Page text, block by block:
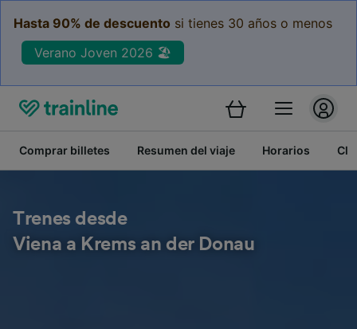
Hasta 90% de descuento si tienes 30 años o menos
Verano Joven 2026 🏖️
Comprar billetes Resumen del viaje Horarios
Trenes desde
Viena a Krems an der Donau